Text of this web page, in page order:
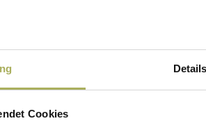
Details
Cookies